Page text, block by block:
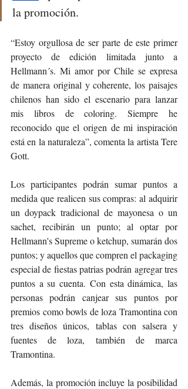
la promoción.
“Estoy orgullosa de ser parte de este primer
proyecto de edición limitada junto a
Hellmann´s. Mi amor por Chile se expresa
de manera original y coherente, los paisajes
chilenos han sido el escenario para lanzar
mis libros de coloring. Siempre he
reconocido que el origen de mi inspiración
está en la naturaleza”, comenta la artista Tere
Gott.
Los participantes podrán sumar puntos a
medida que realicen sus compras: al adquirir
un doypack tradicional de mayonesa o un
sachet, recibirán un punto; al optar por
Hellmann's Supreme o ketchup, sumarán dos
puntos; y aquellos que compren el packaging
especial de fiestas patrias podrán agregar tres
puntos a su cuenta. Con esta dinámica, las
personas podrán canjear sus puntos por
premios como bowls de loza Tramontina con
tres diseños únicos, tablas con salsera y
fuentes de loza, también de marca
Tramontina.
Además, la promoción incluye la posibilidad